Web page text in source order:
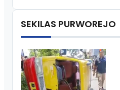
SEKILAS PURWOREJO